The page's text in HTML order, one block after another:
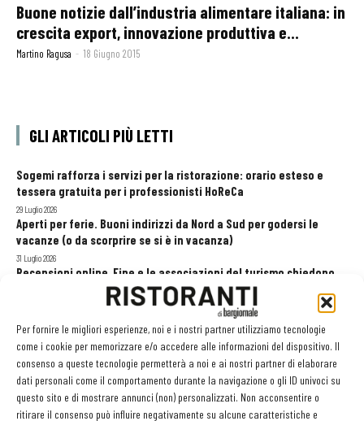
Per fornire le migliori esperienze, noi e i nostri partner utilizziamo tecnologie
come i cookie per memorizzare e/o accedere alle informazioni del dispositivo. Il
consenso a queste tecnologie permetterà a noi e ai nostri partner di elaborare
dati personali come il comportamento durante la navigazione o gli ID univoci su
questo sito e di mostrare annunci (non) personalizzati. Non acconsentire o
ritirare il consenso può influire negativamente su alcune caratteristiche e
Buone notizie dall’industria alimentare italiana: in
crescita export, innovazione produttiva e...
Martino Ragusa - 18 Giugno 2015
GLI ARTICOLI PIÙ LETTI
Sogemi rafforza i servizi per la ristorazione: orario esteso e
tessera gratuita per i professionisti HoReCa
29 Luglio 2026
Aperti per ferie. Buoni indirizzi da Nord a Sud per godersi le
vacanze (o da scorprire se si è in vacanza)
31 Luglio 2026
Recensioni online, Fipe e le associazioni del turismo chiedono
modifiche alle Linee Guida dell’Antitrust
EDICOLA WEB